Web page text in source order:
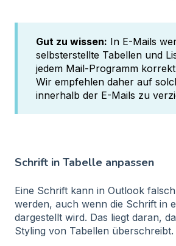
Gut zu wissen: In E-Mails
selbsterstellte Tabellen und
jedem Mail-Programm
Wir empfehlen daher auf
innerhalb der E-Mails zu
Schrift in Tabelle anpassen
Eine Schrift kann in Outlook
werden, auch wenn die Schrift in
dargestellt wird. Das liegt daran,
Styling von Tabellen überschreibt.